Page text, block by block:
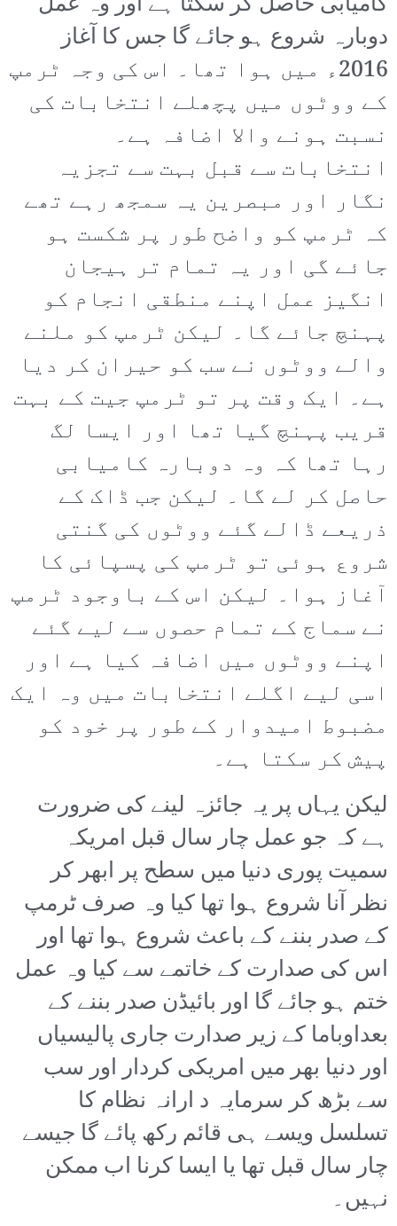
دوبارہ شروع ہو جائے گا جس کا آغاز
2016ء میں ہوا تھا۔ اس کی وجہ ٹرمپ
کے ووٹوں میں پچھلے انتخابات کی
نسبت ہونے والا اضافہ ہے۔
انتخابات سے قبل بہت سے تجزیہ
نگار اور مبصرین یہ سمجھ رہے تھے
کہ ٹرمپ کو واضح طور پر شکست ہو
جائے گی اور یہ تمام تر ہیجان
انگیز عمل اپنے منطقی انجام کو
پہنچ جائے گا۔ لیکن ٹرمپ کو ملنے
والے ووٹوں نے سب کو حیران کر دیا
ہے۔ ایک وقت پر تو ٹرمپ جیت کے بہت
قریب پہنچ گیا تھا اور ایسا لگ
رہا تھا کہ وہ دوبارہ کامیابی
حاصل کر لے گا۔ لیکن جب ڈاک کے
ذریعے ڈالے گئے ووٹوں کی گنتی
شروع ہوئی تو ٹرمپ کی پسپائی کا
آغاز ہوا۔ لیکن اس کے باوجود ٹرمپ
نے سماج کے تمام حصوں سے لیے گئے
اپنے ووٹوں میں اضافہ کیا ہے اور
اسی لیے اگلے انتخابات میں وہ ایک
مضبوط امیدوار کے طور پر خود کو
پیش کر سکتا ہے۔
لیکن یہاں پر یہ جائزہ لینے کی ضرورت
ہے کہ جو عمل چار سال قبل امریکہ
سمیت پوری دنیا میں سطح پر ابھر کر
نظر آنا شروع ہوا تھا کیا وہ صرف ٹرمپ
کے صدر بننے کے باعث شروع ہوا تھا اور
اس کی صدارت کے خاتمے سے کیا وہ عمل
ختم ہو جائے گا اور بائیڈن صدر بننے کے
بعداوباما کے زیر صدارت جاری پالیسیاں
اور دنیا بھر میں امریکی کردار اور سب
سے بڑھ کر سرمایہ د ارانہ نظام کا
تسلسل ویسے ہی قائم رکھ پائے گا جیسے
چار سال قبل تھا یا ایسا کرنا اب ممکن
نہیں۔